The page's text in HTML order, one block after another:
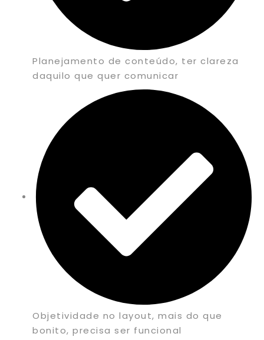
Planejamento de conteúdo, ter clareza
daquilo que quer comunicar
Objetividade no layout, mais do que
bonito, precisa ser funcional